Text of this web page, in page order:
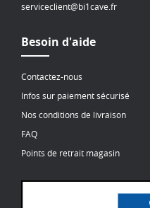
serviceclient@bi1cave.fr
Besoin d'aide
Contactez-nous
Infos sur paiement sécurisé
Nos conditions de livraison
FAQ
Points de retrait magasin